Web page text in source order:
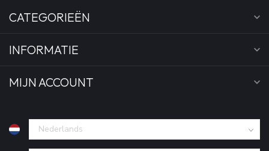
CATEGORIEËN
INFORMATIE
MIJN ACCOUNT